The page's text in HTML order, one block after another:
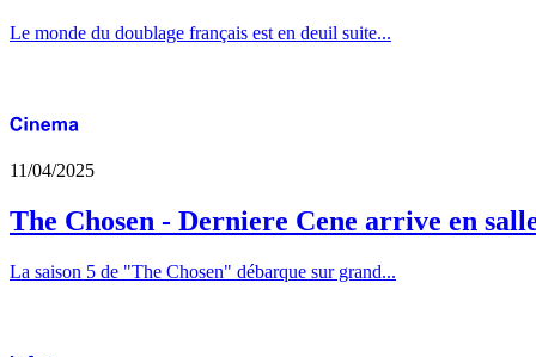
Le monde du doublage français est en deuil suite...
11/04/2025
The Chosen - Derniere Cene arrive en
La saison 5 de "The Chosen" débarque sur grand...